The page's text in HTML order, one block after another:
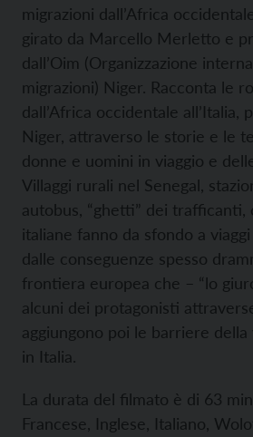
migrazioni dall’Africa occidentale
girato da Marcello Merletto e
dall’Oim (Organizzazione
migrazioni) Niger. Racconta le
dall’Africa occidentale all’Italia,
Niger, attraverso le storie e le
donne e uomini in viaggio e
Villaggi rurali nel Senegal,
autobus, “ghetti” dei trafficanti,
italiane fanno da sfondo a viaggi
dalle conseguenze spesso
frontiera europea che – “lo
alcuni dei protagonisti
aggiungono poi le barriere
in Italia.
La durata del filmato è di 63
Francese, Inglese, Italiano,